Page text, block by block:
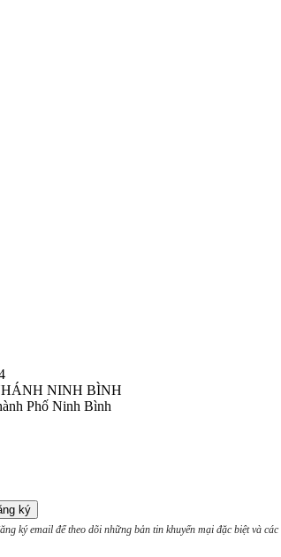
NINH BÌNH
Phố Ninh Bình
ký email để theo dõi những bản tin khuyến mại đặc biệt và các